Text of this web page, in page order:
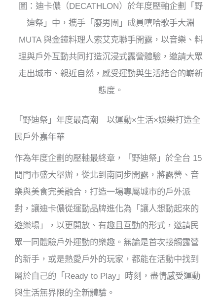
圖：迪卡儂（DECATHLON）於年度壓軸企劃「野
迪祭」中，攜手「廢男團」成員嘻哈歌手大淵
MUTA 與金鐘料理人索艾克聯手開露，以音樂、料
理與戶外互動共同打造沉浸式露營體驗，邀請大眾
走出城市、親近自然，感受運動與生活結合的嶄新
態度。
「野迪祭」年度最高潮 以運動×生活×娛樂打造全
民戶外嘉年華
作為年度企劃的壓軸最終章， 「野迪祭」於全台 15
間門市盛大舉辦，從北到南同步開露，將露營、音
樂與美食完美融合，打造一場專屬城市的戶外派
對，讓迪卡儂從運動品牌進化為「讓人想動起來的
遊樂場」
， 以更開放、有趣且互動的形式，邀請民
眾一同體驗戶外運動的樂趣。無論是首次接觸露營
的新手，或是熱愛戶外的玩家，都能在活動中找到
屬於自己的「Ready to Play 」時刻，盡情感受運動
與生活無界限的全新體驗。